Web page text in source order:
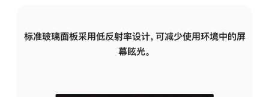
标准玻璃面板采用低反射率设计，可减少使用环境中的屏
幕眩光。